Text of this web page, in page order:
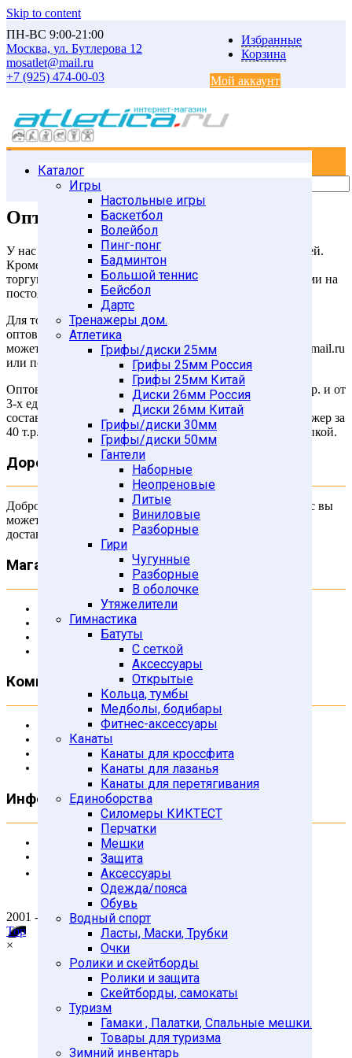
Skip to content
ПН-ВС 9:00-21:00
Москва, ул. Бутлерова 12
mosatlet@mail.ru
+7 (925) 474-00-03
Избранные
Корзина
Мой аккаунт
0
Каталог
Игры
Настольные игры
Баскетбол
Волейбол
Пинг-понг
Бадминтон
Большой теннис
Бейсбол
Дартс
Тренажеры дом.
Атлетика
Грифы/диски 25мм
Грифы 25мм Россия
Грифы 25мм Китай
Диски 26мм Россия
Диски 26мм Китай
Грифы/диски 30мм
Грифы/диски 50мм
Гантели
Наборные
Неопреновые
Литые
Виниловые
Разборные
Гири
Чугунные
Разборные
В оболочке
Утяжелители
Гимнастика
Батуты
С сеткой
Аксессуары
Открытые
Кольца, тумбы
Медболы, бодибары
Фитнес-аксессуары
Канаты
Канаты для кроссфита
Канаты для лазанья
Канаты для перетягивания
Единоборства
Силомеры КИКТЕСТ
Перчатки
Мешки
Защита
Аксессуары
Одежда/пояса
Обувь
Водный спорт
Ласты, Маски, Трубки
Очки
Ролики и скейтборды
Ролики и защита
Скейтборды, самокаты
Туризм
Гамаки , Палатки, Спальные мешки.
Товары для туризма
Зимний инвентарь
Главная
Оптовикам
Оптовикам
У нас действует система скидок для оптовых покупателей.
Кроме этого, мы предлагаем выгодные условия для
торгующих организаций и фирм, сотрудничающих с нами на
постоянной основе.
Для того, чтобы ознакомиться с условиями работы с
оптовыми клиентами и узнать наши оптовые цены, вы
можете прислать ваш запрос на прайс-лист на mosatlet@mail.ru
или позвонить нам по тел. (495) 185-57-10 (многокан.)
Оптовые цены предоставляются на сумму заказа от 30 т.р. и от
3-х единиц товара примерно равной стоимости,
составляющих эту или большую сумму заказа. Т.е. тренажер за
40 т.р. плюс 2 пары перчаток не являются оптовой покупкой.
Дорогой друг!
Добро пожаловать в магазин Atletica.ru (г. Москва). У нас вы
можете купить спортивное оборудование и товары с
доставкой в любой регион России.
Магазин
Каталог товаров
Бренды
Компания
О Компании
Контакты
Условия доставки
Информация
(495) 185-57-10
mosatlet@mail.ru
Политика конфиденциальности
2001 - 2020 © atletica.ru
Top
×